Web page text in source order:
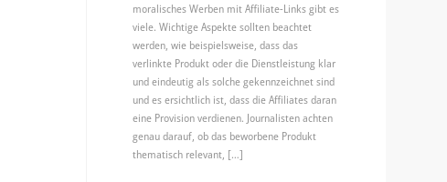
moralisches Werben mit Affiliate-Links gibt es
viele. Wichtige Aspekte sollten beachtet
werden, wie beispielsweise, dass das
verlinkte Produkt oder die Dienstleistung klar
und eindeutig als solche gekennzeichnet sind
und es ersichtlich ist, dass die Affiliates daran
eine Provision verdienen. Journalisten achten
genau darauf, ob das beworbene Produkt
thematisch relevant, […]